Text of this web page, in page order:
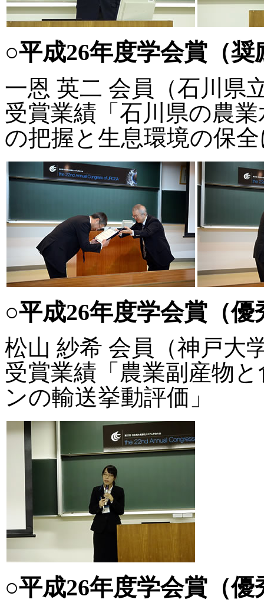
○平成26年度学会賞（奨
一恩 英二 会員（石川県
受賞業績「石川県の農
の把握と生息環境の保
○平成26年度学会賞（優
松山 紗希 会員（神戸大
受賞業績「農業副産物
ンの輸送挙動評価」
○平成26年度学会賞（優